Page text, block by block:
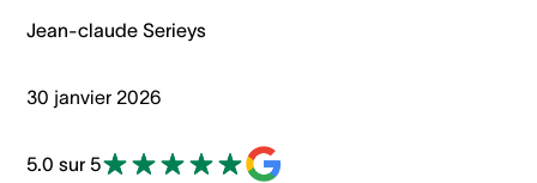
Jean-claude Serieys
30 janvier 2026
5.0 sur 5